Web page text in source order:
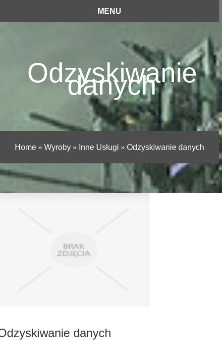
MENU
Odzyskiwanie
danych
Home » Wyroby » Inne Usługi » Odzyskiwanie danych
danych